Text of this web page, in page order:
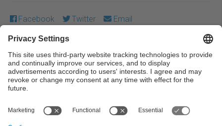
Facebook Twitter Email
Except where otherwise noted, content on this work is
licensed under a Creative Commons license:Attribution-
NonCommercial-NoDerivs 3.0 Spain